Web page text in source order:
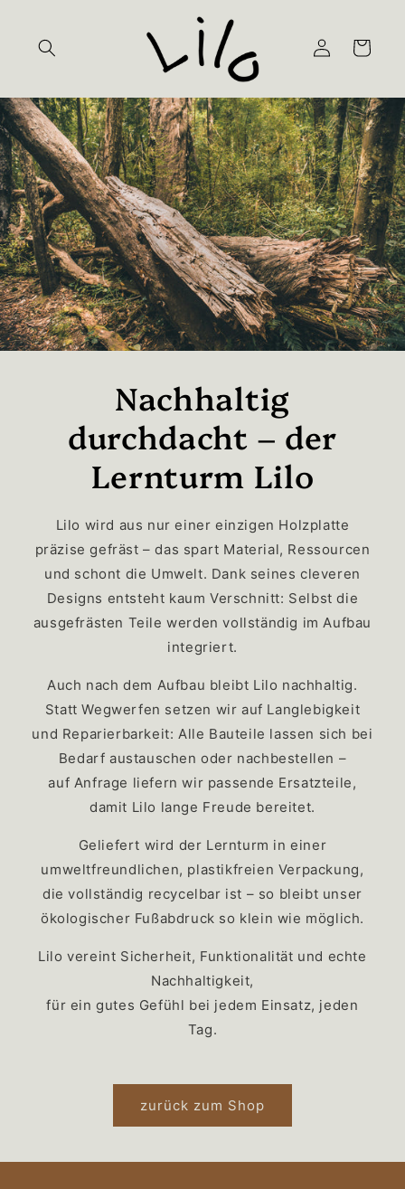
Inhalt
EinloggenWarenkorb
Nachhaltig
durchdacht – der
Lernturm Lilo
Lilo wird aus nur einer einzigen Holzplatte
präzise gefräst – das spart Material, Ressourcen
und schont die Umwelt. Dank seines cleveren
Designs entsteht kaum Verschnitt: Selbst die
ausgefrästen Teile werden vollständig im Aufbau
integriert.
Auch nach dem Aufbau bleibt Lilo nachhaltig.
Statt Wegwerfen setzen wir auf Langlebigkeit
und Reparierbarkeit: Alle Bauteile lassen sich bei
Bedarf austauschen oder nachbestellen –
auf Anfrage liefern wir passende Ersatzteile,
damit Lilo lange Freude bereitet.
Geliefert wird der Lernturm in einer
umweltfreundlichen, plastikfreien Verpackung,
die vollständig recycelbar ist – so bleibt unser
ökologischer Fußabdruck so klein wie möglich.
Lilo vereint Sicherheit, Funktionalität und echte
Nachhaltigkeit,
für ein gutes Gefühl bei jedem Einsatz, jeden
Tag.
zurück zum Shop